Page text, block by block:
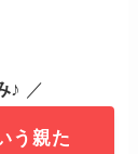
♪ ／
う親た